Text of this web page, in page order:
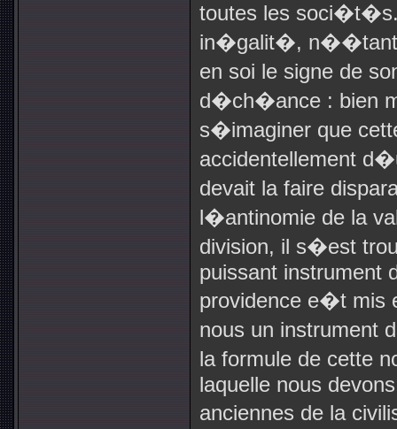
toutes les soci�t�s.
in�galit�, n��tant
en soi le signe de
d�ch�ance : bien
s�imaginer que
accidentellement
devait la faire
l�antinomie de la
division, il s�est
puissant instrument
providence e�t mis
nous un
la formule de cette
laquelle nous
anciennes de la